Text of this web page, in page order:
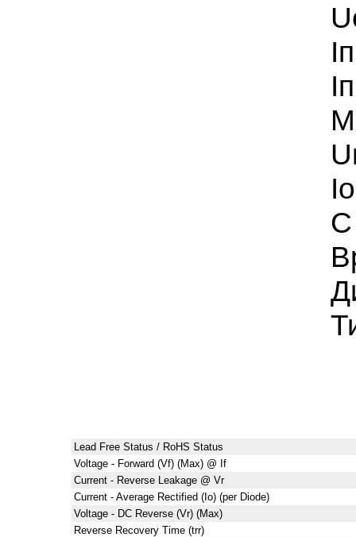
Lead Free Status / RoHS Status
Voltage - Forward (Vf) (Max) @ If
Current - Reverse Leakage @ Vr
Current - Average Rectified (Io) (per Diode)
Voltage - DC Reverse (Vr) (Max)
Reverse Recovery Time (trr)